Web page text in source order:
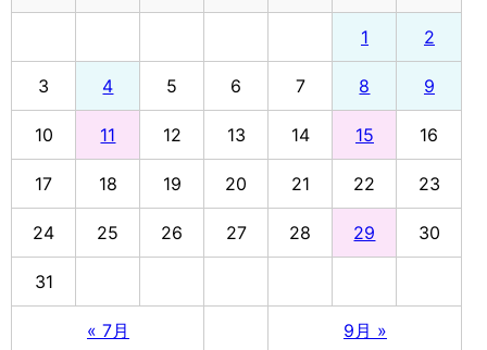
1 2
3 4 5 6 7 8 9
10 11 12 13 14 15 16
17 18 19 20 21 22 23
24 25 26 27 28 29 30
31
« 7月 9月 »